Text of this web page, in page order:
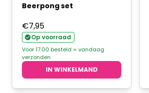
Beerpong set
€7,95
Op voorraad
Voor 17.00 besteld = vandaag
verzonden
IN WINKELMAND